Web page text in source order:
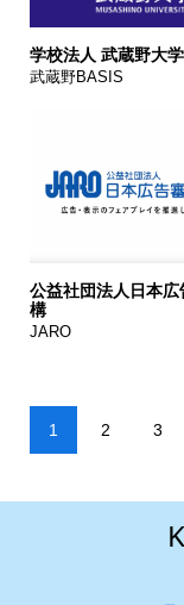
学校法人 武蔵野大学
武蔵野BASIS
公益社団法人日本広
構
JARO
1 2 3